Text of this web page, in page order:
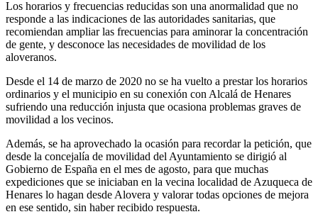
Los horarios y frecuencias reducidas son una anormalidad que no
responde a las indicaciones de las autoridades sanitarias, que
recomiendan ampliar las frecuencias para aminorar la concentración
de gente, y desconoce las necesidades de movilidad de los
aloveranos.
Desde el 14 de marzo de 2020 no se ha vuelto a prestar los horarios
ordinarios y el municipio en su conexión con Alcalá de Henares
sufriendo una reducción injusta que ocasiona problemas graves de
movilidad a los vecinos.
Además, se ha aprovechado la ocasión para recordar la petición, que
desde la concejalía de movilidad del Ayuntamiento se dirigió al
Gobierno de España en el mes de agosto, para que muchas
expediciones que se iniciaban en la vecina localidad de Azuqueca de
Henares lo hagan desde Alovera y valorar todas opciones de mejora
en ese sentido, sin haber recibido respuesta.